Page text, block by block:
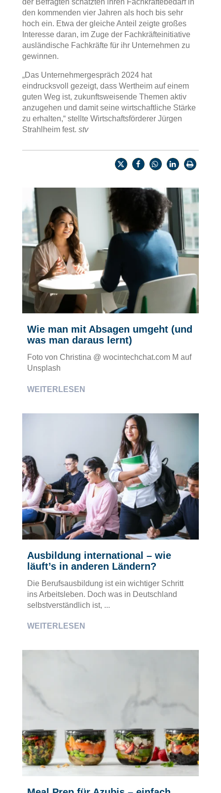
der Befragten schätzten ihren Fachkräftebedarf in
den kommenden vier Jahren als hoch bis sehr
hoch ein. Etwa der gleiche Anteil zeigte großes
Interesse daran, im Zuge der Fachkräfteinitiative
ausländische Fachkräfte für ihr Unternehmen zu
gewinnen.
„Das Unternehmergespräch 2024 hat
eindrucksvoll gezeigt, dass Wertheim auf einem
guten Weg ist, zukunftsweisende Themen aktiv
anzugehen und damit seine wirtschaftliche Stärke
zu erhalten,“ stellte Wirtschaftsförderer Jürgen
Strahlheim fest. stv
Wie man mit Absagen umgeht (und
was man daraus lernt)
Foto von Christina @ wocintechchat.com M auf
Unsplash
WEITERLESEN
Ausbildung international – wie
läuft’s in anderen Ländern?
Die Berufsausbildung ist ein wichtiger Schritt
ins Arbeitsleben. Doch was in Deutschland
selbstverständlich ist, ...
WEITERLESEN